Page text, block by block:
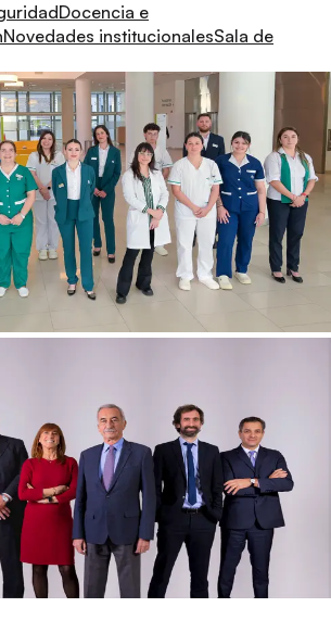
Docencia e
Novedades institucionalesSala de